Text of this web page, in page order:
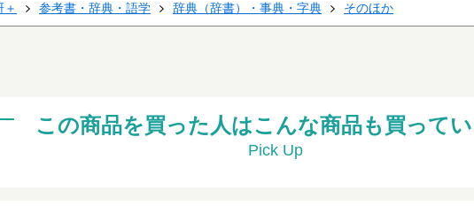
＋ 参考書・辞典・語学 辞典（辞書）・事典・字典 そのほか
この商品を買った人はこんな商品も買って
Pick Up